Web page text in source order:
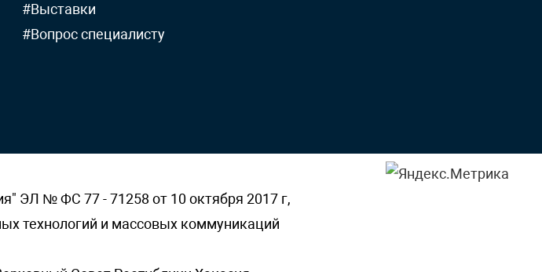
#Выставки
#Вопрос специалисту
ЭЛ № ФС 77 - 71258 от 10 октября 2017 г,
технологий и массовых коммуникаций